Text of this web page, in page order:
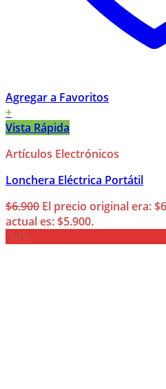
Agregar a Favoritos
+
Vista Rápida
Artículos Electrónicos
Lonchera Eléctrica Portátil
$6.900 El precio original era:
actual es: $5.900.